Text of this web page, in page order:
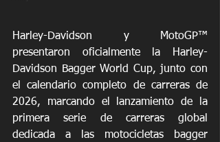
Harley-Davidson y MotoGP™
presentaron oficialmente la Harley-
Davidson Bagger World Cup, junto con
el calendario completo de carreras de
2026, marcando el lanzamiento de la
primera serie de carreras global
dedicada a las motocicletas bagger